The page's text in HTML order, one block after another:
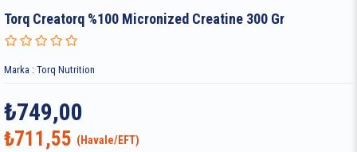
Torq Creatorq %100 Micronized Creatine 300 Gr
Marka : Torq Nutrition
₺749,00
₺711,55